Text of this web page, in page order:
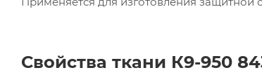
Свойства ткани К9-950